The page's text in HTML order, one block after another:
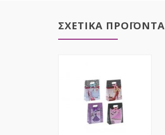
ΣΧΕΤΙΚΑ ΠΡΟΪΟΝΤΑ